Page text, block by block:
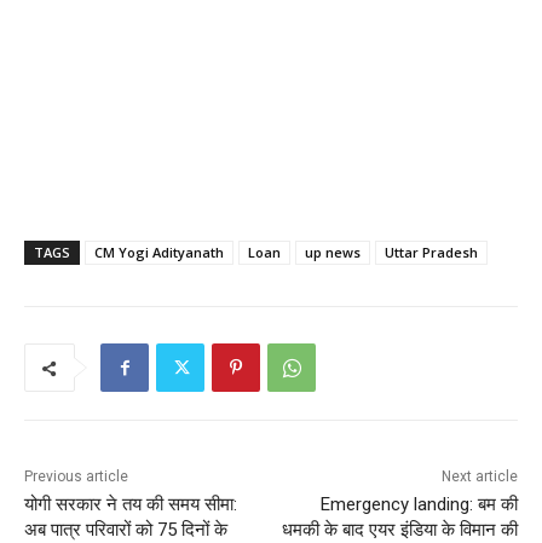
TAGS CM Yogi Adityanath Loan up news Uttar Pradesh
Previous article
योगी सरकार ने तय की समय सीमा:
अब पात्र परिवारों को 75 दिनों के
Next article
Emergency landing: बम की
धमकी के बाद एयर इंडिया के विमान की